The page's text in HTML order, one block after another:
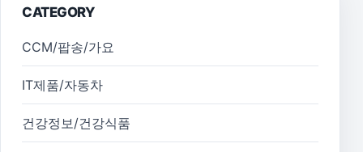
CATEGORY
CCM/팝송/가요
IT제품/자동차
건강정보/건강식품